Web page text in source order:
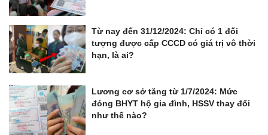
Từ nay đến 31/12/2024: Chỉ có 1 đối
tượng được cấp CCCD có giá trị vô thời
hạn, là ai?
Lương cơ sở tăng từ 1/7/2024: Mức
đóng BHYT hộ gia đình, HSSV thay đổi
như thế nào?